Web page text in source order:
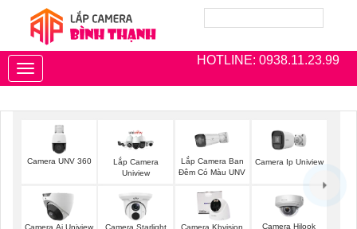
HOTLINE: 0938.11.23.99
Toggle
navigation
Camera UNV 360
Lắp Camera
Uniview
Lắp Camera Ban
Đêm Có Màu UNV
Camera Ip Uniview
Camera Ai Uniview
Camera Starlight
Camera Kbvision
Camera Hilook